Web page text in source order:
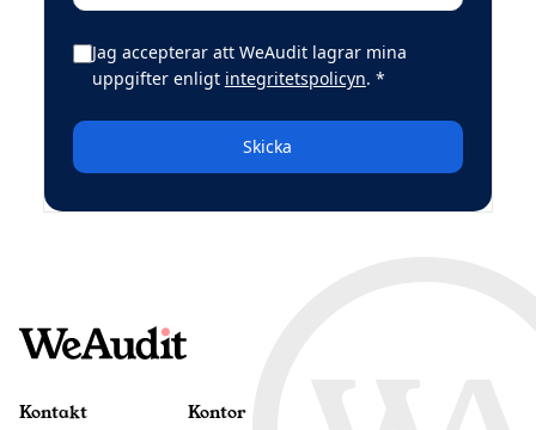
Jag accepterar att WeAudit lagrar mina
uppgifter enligt integritetspolicyn. *(obligatoriskt)
Skicka
Kontakt
Kontor